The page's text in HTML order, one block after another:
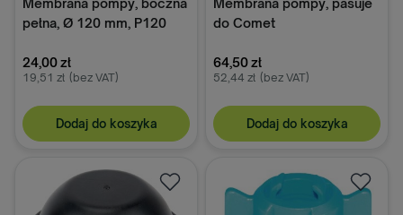
Membrana pompy, boczna
pełna, Ø 120 mm, P120
24,00 zł
19,51 zł (bez VAT)
Dodaj do koszyka
Membrana pompy, pasuje
do Comet
64,50 zł
52,44 zł (bez VAT)
Dodaj do koszyka